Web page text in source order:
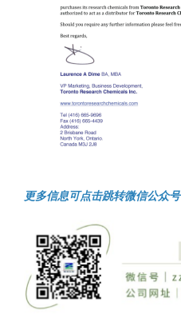
更多信息可点击跳转微信公众号